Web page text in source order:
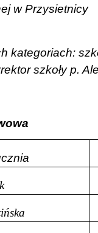
w Przysietnicy
kategoriach:
szkoły p.